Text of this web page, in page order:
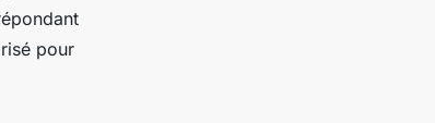
pour